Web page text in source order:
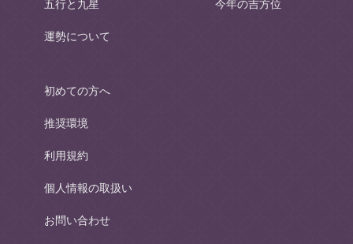
五行と九星
運勢について
今年の吉方位
初めての方へ
推奨環境
利用規約
個人情報の取扱い
お問い合わせ